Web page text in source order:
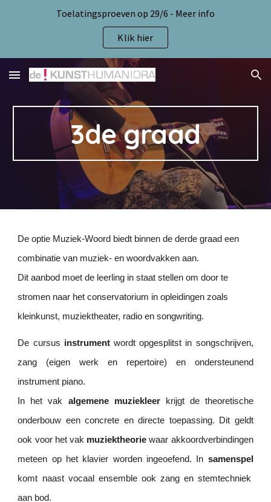
Skip to main content
Toelatingsproeven op 29/6 - Meer info
Klik hier
3de graad
De optie M uziek-Woord biedt binnen de derde graad een
combinatie van muziek- en woordvakken aan.
Dit aanbod moet de leerling in staat stellen om door te
stromen naar het conservatorium in opleidingen zoals
kleinkunst, muziektheater, radio en songwriting.
De cursus instrumentwordt opgesplitst in songschrijven,
zang (eigen werk en repertoire) en ondersteunend
instrument piano.
In het vak algemene muziekleerkrijgt de theoretische
onderbouw een concrete en directe toepassing. Dit geldt
ook voor het vak muziektheorie waar akkoordverbindingen
meteen op het klavier worden ingeoefend. In samenspel
komt naast vocaal ensemble ook zang en stemtechniek
aan bod.